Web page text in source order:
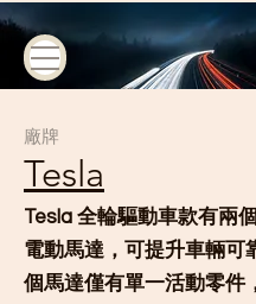
​廠牌
Tesla
Tesla 全輪驅動車款有兩
電動馬達，可提升車輛可
個馬達僅有單一活動零件